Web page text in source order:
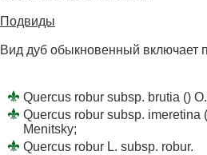
Подвиды
Вид дуб обыкновенный включает
Quercus robur subsp. brutia ()
Quercus robur subsp. imeretina
Menitsky;
Quercus robur L. subsp. robur.